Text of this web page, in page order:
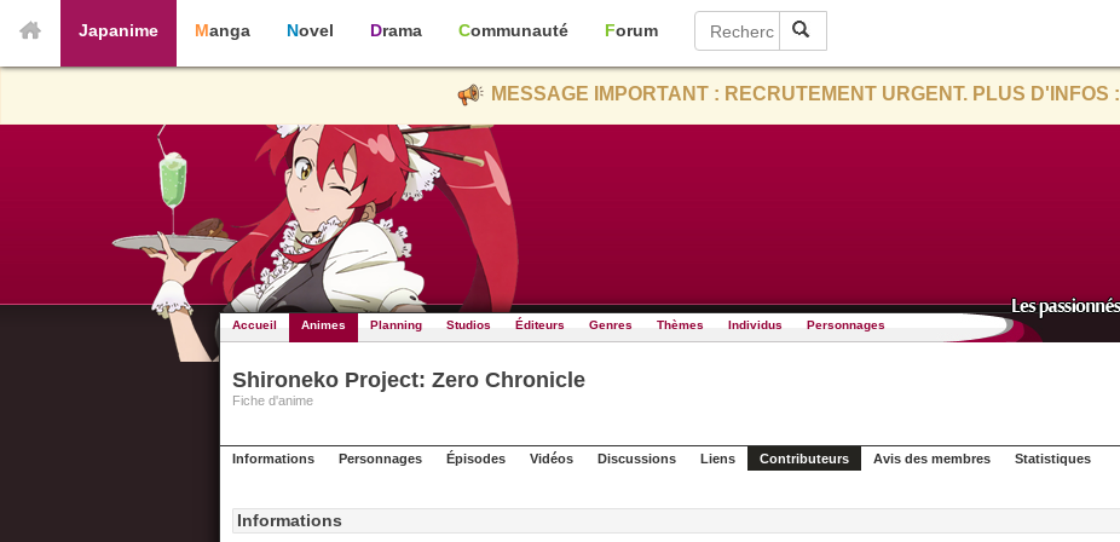
Japanime Manga Novel Drama Communauté Forum
MESSAGE IMPORTANT : RECRUTEMENT URGENT. PLUS D'INFOS :
Accueil Animes Planning Studios Éditeurs Genres Thèmes Individus Personnages
Shironeko Project: Zero Chronicle
Fiche d'anime
Informations Personnages Épisodes Vidéos Discussions Liens Contributeurs Avis des membres Statistiques
Informations